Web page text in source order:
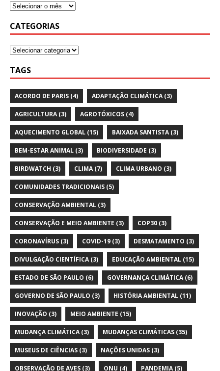
CATEGORIAS
TAGS
ACORDO DE PARIS (4) ADAPTAÇÃO CLIMÁTICA(3)
AGRICULTURA(3) AGROTÓXICOS (4)
AQUECIMENTO GLOBAL (15) BAIXADA SANTISTA(3)
BEM-ESTAR ANIMAL (3) BIODIVERSIDADE (3)
BIRDWATCH (3) CLIMA(7) CLIMA URBANO (3)
COMUNIDADES TRADICIONAIS (5)
CONSERVAÇÃO AMBIENTAL (3)
CONSERVAÇÃO E MEIO AMBIENTE (3) COP30 (3)
CORONAVÍRUS (3) COVID-19 (3) DESMATAMENTO (3)
DIVULGAÇÃO CIENTÍFICA(3) EDUCAÇÃO AMBIENTAL (15)
ESTADO DE SÃO PAULO (6) GOVERNANÇA CLIMÁTICA(6)
GOVERNO DE SÃO PAULO (3) HISTÓRIA AMBIENTAL (11)
INOVAÇÃO (3) MEIO AMBIENTE (15)
MUDANÇA CLIMÁTICA(3) MUDANÇAS CLIMÁTICAS (35)
MUSEUS DE CIÊNCIAS (3) NAÇÕES UNIDAS (3)
OBSERVAÇÃO DE AVES (3) ONU (4) PANDEMIA(5)